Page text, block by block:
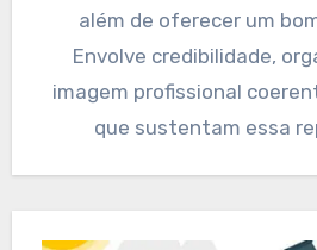
além de oferecer um
Envolve credibilidade,
imagem profissional
que sustentam essa